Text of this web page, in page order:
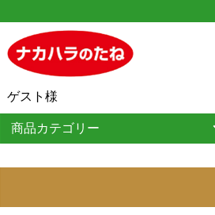
ゲスト様
商品カテゴリー